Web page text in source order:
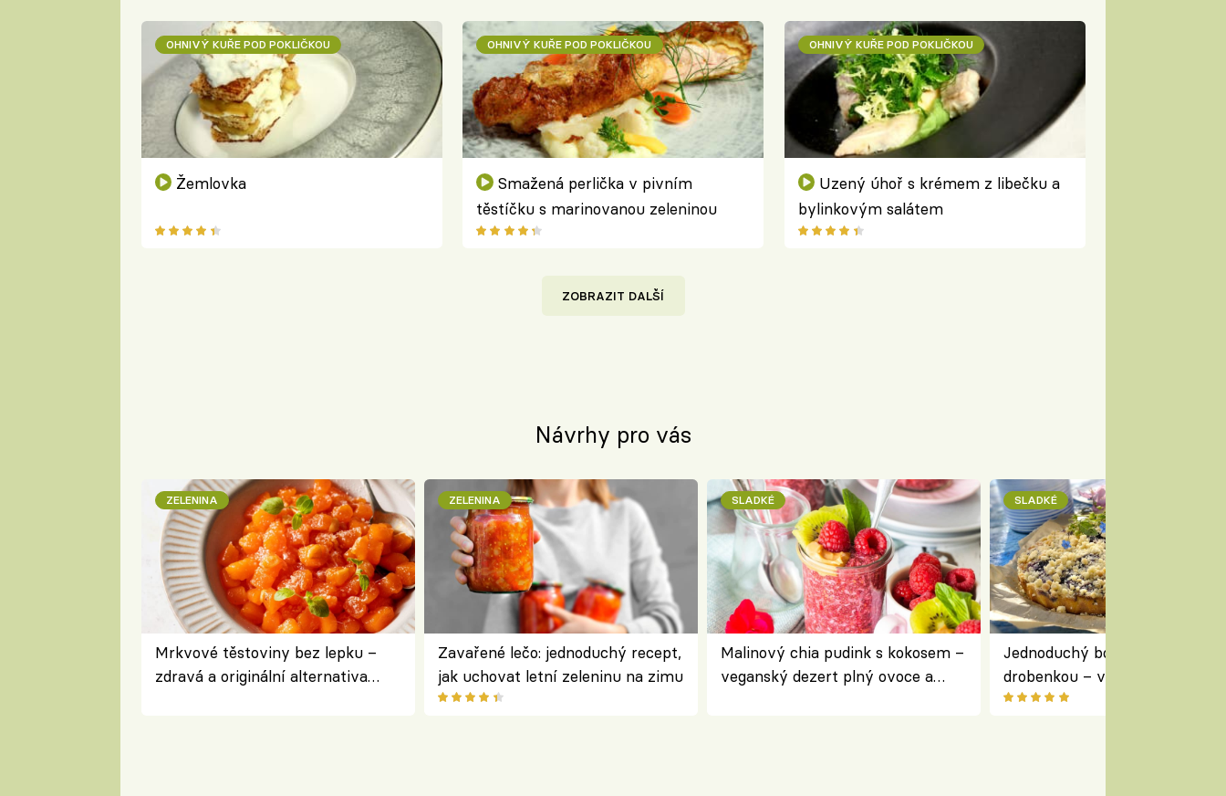
OHNIVÝ KUŘE POD POKLIČKOU
Žemlovka
OHNIVÝ KUŘE POD POKLIČKOU
Smažená perlička v pivním
těstíčku s marinovanou zeleninou
OHNIVÝ KUŘE POD POKLIČKOU
Uzený úhoř s krémem z libečku a
bylinkovým salátem
ZOBRAZIT DALŠÍ
Návrhy pro vás
ZELENINA
Mrkvové těstoviny bez lepku –
zdravá a originální alternativa
ZELENINA
Zavařené lečo: jednoduchý recept,
jak uchovat letní zeleninu na zimu
SLADKÉ
Malinový chia pudink s kokosem –
veganský dezert plný ovoce a
SLADKÉ
Jednoduchý borůvkový koláč s
drobenkou – vláčný moučník
ovoce